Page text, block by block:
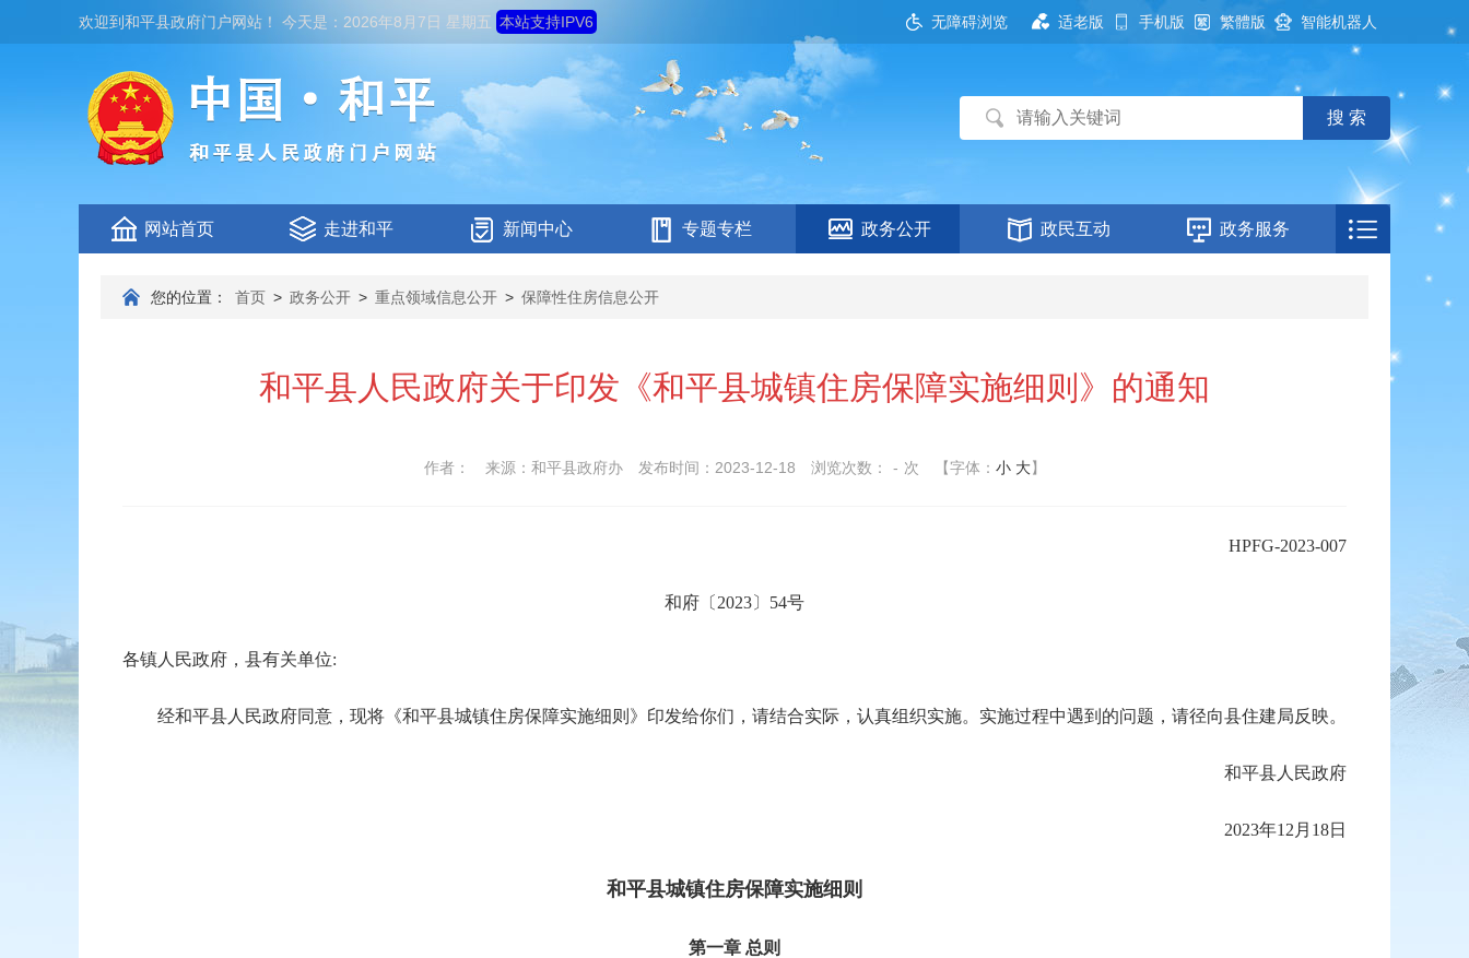
欢迎到和平县政府门户网站 ！ 今天是： 2026年8月7日 星期五 本站支持IPV6 无障碍浏览 适老版 手机版 繁體版 智能机器人
网站首页 走进和平 新闻中心 专题专栏 政务公开 政民互动 政务服务
您的位置： 首页 > 政务公开 > 重点领域信息公开 > 保障性住房信息公开
和平县人民政府关于印发《和平县城镇住房保障实施细则》的通知
作者： 来源：和平县政府办 发布时间：2023-12-18 浏览次数： - 次 【字体： 小 大】
HPFG-2023-007
和府〔2023〕54号
各镇人民政府，县有关单位:
经和平县人民政府同意，现将《和平县城镇住房保障实施细则》印发给你们，请结合实际，认真组织实施。实施过程中遇到的问题，请径向县住建局反映。
和平县人民政府
2023年12月18日
和平县城镇住房保障实施细则
第一章 总则